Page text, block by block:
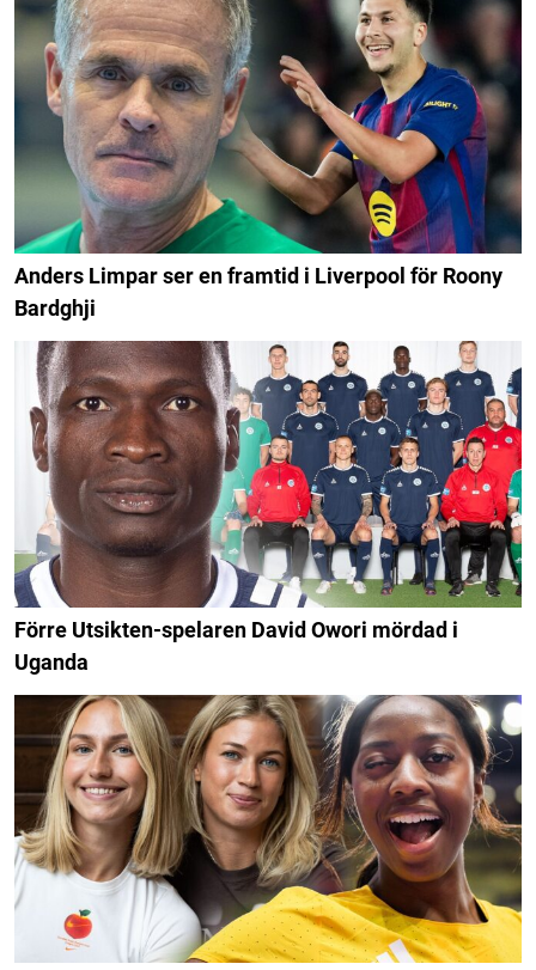
Anders Limpar ser en framtid i Liverpool för Roony
Bardghji
Förre Utsikten-spelaren David Owori mördad i
Uganda